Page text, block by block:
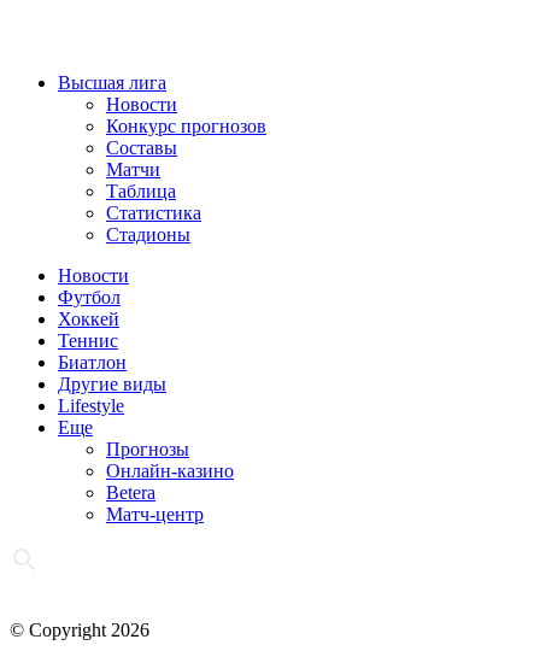
Высшая лига
Новости
Конкурс прогнозов
Составы
Матчи
Таблица
Статистика
Стадионы
Новости
Футбол
Хоккей
Теннис
Биатлон
Другие виды
Lifestyle
Еще
Прогнозы
Онлайн-казино
Betera
Матч-центр
© Copyright 2026